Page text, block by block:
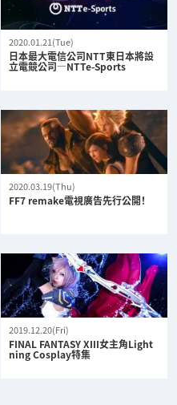
2020.01.21(Tue)
日本最大電信公司NTT東日本將設
立電競公司—NTTe-Sports
2020.03.19(Thu)
FF7 remake電視廣告先行公開！
2019.12.20(Fri)
FINAL FANTASY XIII女主角Light
ning Cosplay特集